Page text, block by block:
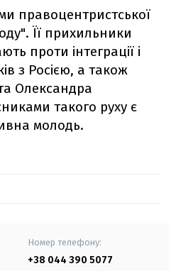
правоцентристської
Її прихильники
проти інтеграції і
з Росією, а також
Олександра
такого руху є
молодь.
Номер телефону:
+38 044 390 5077